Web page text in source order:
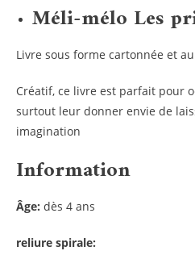
Méli-mélo Les
Livre sous forme cartonnée et
Créatif, ce livre est parfait pour
surtout leur donner envie de
imagination
Information
Âge: dès 4 ans
reliure spirale: